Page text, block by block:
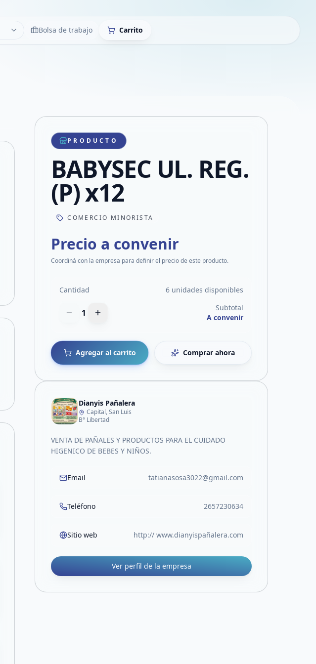
LimpiarBolsa de trabajo Carrito
Compartir producto
Compartir por WhatsApp
Compartir por mail
Compartir en Facebook
Compartir en X
PRODUCTO
BABYSEC UL. REG.
(P) x12
COMERCIO MINORISTA
Precio a convenir
Coordiná con la empresa para definir el precio de este producto.
Cantidad 6 unidades disponibles
1
Subtotal
A convenir
Agregar al carrito Comprar ahora
Dianyis Pañalera
Capital, San Luis
B° Libertad
VENTA DE PAÑALES Y PRODUCTOS PARA EL CUIDADO
HIGENICO DE BEBES Y NIÑOS.
Email tatianasosa3022@gmail.com
Teléfono 2657230634
Sitio web http:// www.dianyispañalera.com
Ver perfil de la empresa